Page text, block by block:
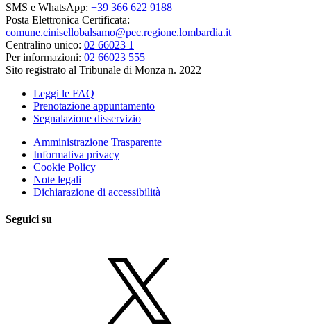
SMS e WhatsApp: +39 366 622 9188
Posta Elettronica Certificata:
comune.cinisellobalsamo@pec.regione.lombardia.it
Centralino unico: 02 66023 1
Per informazioni: 02 66023 555
Sito registrato al Tribunale di Monza n. 2022
Leggi le FAQ
Prenotazione appuntamento
Segnalazione disservizio
Amministrazione Trasparente
Informativa privacy
Cookie Policy
Note legali
Dichiarazione di accessibilità
Seguici su